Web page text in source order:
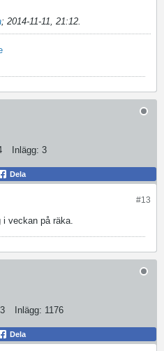
; 2014-11-11, 21:12.
Inlägg: 3
Dela
#13
i veckan på räka.
Inlägg: 1176
Dela